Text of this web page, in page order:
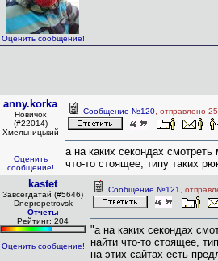
Оценить сообщение!
anny.korka
Новичок
(#22014)
Хмельницький
Оценить
сообщение!
Сообщение №120 , отправлено
а на каких секондах
что-то стоящее, типу таких
kastet
Завсегдатай (#5646)
Dnepropetrovsk
Отчеты
Рейтинг: 204
Оценить сообщение!
Сообщение №121 ,
"а на каких секондах
найти что-то стоящее,
на этих сайтах есть